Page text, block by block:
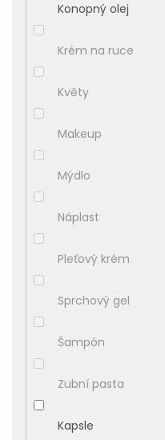
Konopný olej
Krém na ruce
Květy
Makeup
Mýdlo
Náplast
Pleťový krém
Sprchový gel
Šampón
Zubní pasta
Kapsle